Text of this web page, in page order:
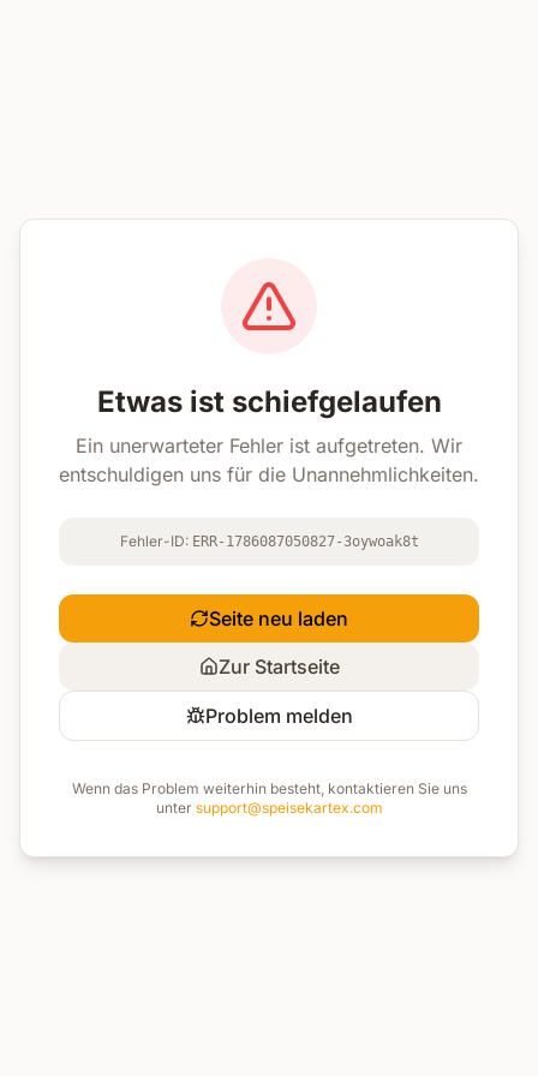
Etwas ist schiefgelaufen
Ein unerwarteter Fehler ist aufgetreten. Wir
entschuldigen uns für die Unannehmlichkeiten.
Fehler-ID: ERR-1786087050827-3oywoak8t
Seite neu laden
Zur Startseite
Problem melden
Wenn das Problem weiterhin besteht, kontaktieren Sie uns
unter support@speisekartex.com